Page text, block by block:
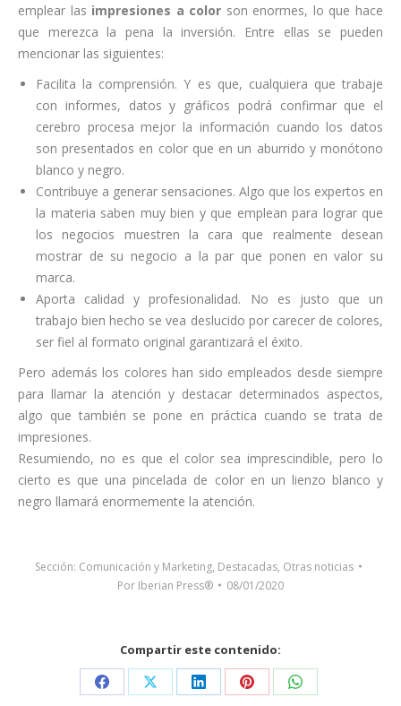
emplear las impresiones a color son enormes, lo que hace
que merezca la pena la inversión. Entre ellas se pueden
mencionar las siguientes:
Facilita la comprensión. Y es que, cualquiera que trabaje
con informes, datos y gráficos podrá confirmar que el
cerebro procesa mejor la información cuando los datos
son presentados en color que en un aburrido y monótono
blanco y negro.
Contribuye a generar sensaciones. Algo que los expertos en
la materia saben muy bien y que emplean para lograr que
los negocios muestren la cara que realmente desean
mostrar de su negocio a la par que ponen en valor su
marca.
Aporta calidad y profesionalidad. No es justo que un
trabajo bien hecho se vea deslucido por carecer de colores,
ser fiel al formato original garantizará el éxito.
Pero además los colores han sido empleados desde siempre
para llamar la atención y destacar determinados aspectos,
algo que también se pone en práctica cuando se trata de
impresiones.
Resumiendo, no es que el color sea imprescindible, pero lo
cierto es que una pincelada de color en un lienzo blanco y
negro llamará enormemente la atención.
Sección: Comunicación y Marketing, Destacadas, Otras noticias
Por Iberian Press® 08/01/2020
Compartir este contenido:
Share Share Share Share Share